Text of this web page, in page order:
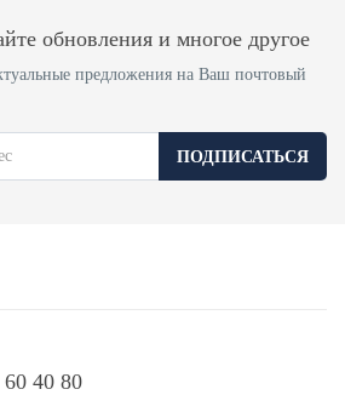
обновления и многое другое
предложения на Ваш почтовый
ПОДПИСАТЬСЯ
40 80